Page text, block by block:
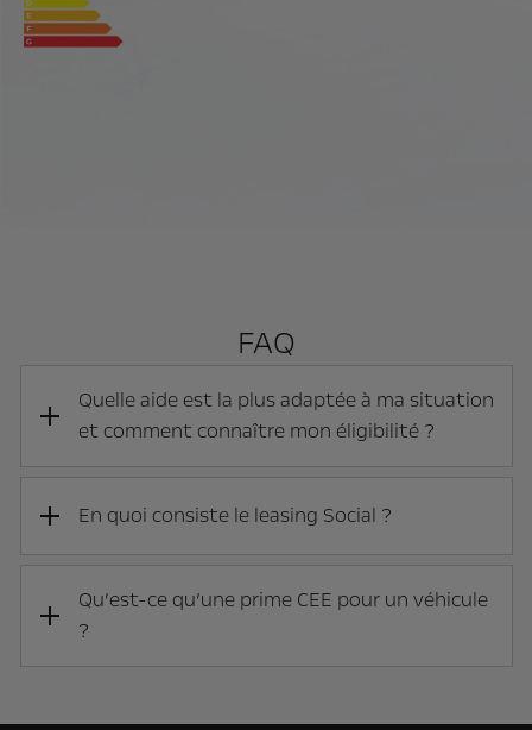
FAQ
Quelle aide est la plus adaptée à ma situation
et comment connaître mon éligibilité ?​
En quoi consiste le leasing Social ? ​
Qu’est-ce qu’une prime CEE pour un véhicule
?